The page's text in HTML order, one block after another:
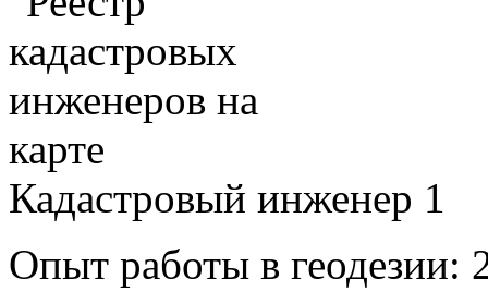
Кадастровый инженер 1
Опыт работы в геодезии: